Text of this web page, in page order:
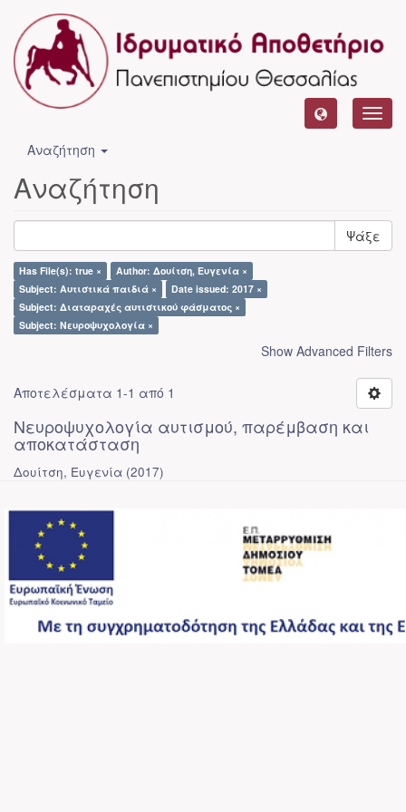
Αναζήτηση
Αναζήτηση
Ψάξε
Has File(s): true ×
Author: Δουίτση, Ευγενία ×
Subject: Αυτιστικά παιδιά ×
Date issued: 2017 ×
Subject: Διαταραχές αυτιστικού φάσματος ×
Subject: Νευροψυχολογία ×
Show Advanced Filters
Αποτελέσματα 1-1 από 1
Νευροψυχολογία αυτισμού, παρέμβαση και
αποκατάσταση
Δουίτση, Ευγενία (2017)